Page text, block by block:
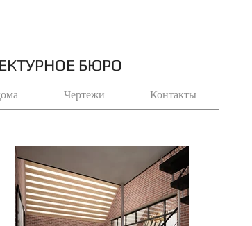
БЮРО
Чертежи Контакты